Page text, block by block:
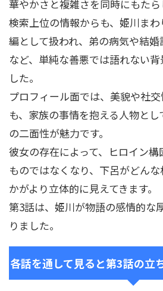
華やかさと複雑さを同時にもたら
検索上位の情報からも、姫川ま
編として扱われ、弟の病気や結
など、単純な善悪では語れない
した。
プロフィール面では、美貌や社
も、家族の事情を抱える人物とし
の二面性が魅力です。
彼女の存在によって、ヒロイン
ものではなくなり、下呂がどん
かがより立体的に見えてきます。
第3話は、姫川が物語の感情的な
りました。
各話を通して見ると第3話の立